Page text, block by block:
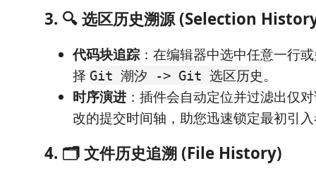
3. 🔍 选区历史溯源 (Selection
代码块追踪 ：在编辑器中选中任意一行
择 Git 潮汐 -> Git 选区历史 。
时序演进 ：插件会自动定位并过滤出仅
改的提交时间轴，助您迅速锁定最初引
4. 🗂️ 文件历史追溯 (File History)